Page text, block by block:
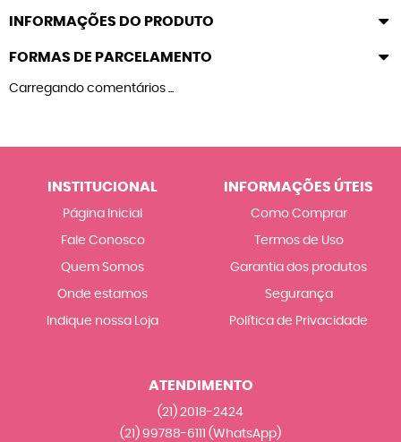
INFORMAÇÕES DO PRODUTO
FORMAS DE PARCELAMENTO
Carregando comentários ...
INSTITUCIONAL
Página Inicial
Fale Conosco
Quem Somos
Onde estamos
Indique nossa Loja
INFORMAÇÕES ÚTEIS
Como Comprar
Termos de Uso
Garantia dos produtos
Segurança
Política de Privacidade
ATENDIMENTO
(21) 2018-2424
(21) 99788-6111 (WhatsApp)